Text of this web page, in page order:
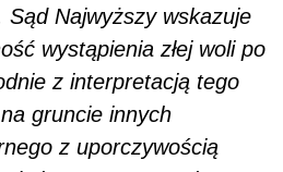
Sąd Najwyższy wskazuje
wystąpienia złej woli po
z interpretacją tego
gruncie innych
z uporczywością